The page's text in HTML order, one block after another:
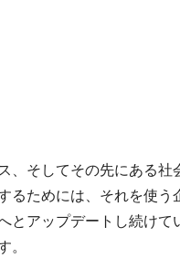
そしてその先にある社
るためには、それを使う
アップデートし続けて